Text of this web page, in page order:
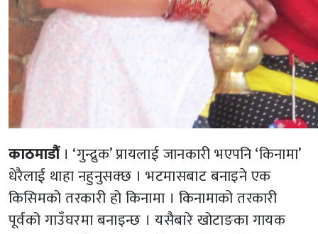
काठमाडौं। ‘गुन्द्रुक’ प्रायलाई जानकारी भएपनि ‘किनामा’
धेरैलाई थाहा नहुनुसक्छ । भटमासबाट बनाइने एक
किसिमको तरकारी हो किनामा । किनामाको तरकारी
पूर्वको गाउँघरमा बनाइन्छ । यसैबारे खोटाङका गायक